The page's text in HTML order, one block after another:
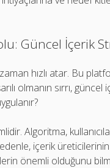
Güncel İçerik
hızlı atar. Bu
olmanın sırrı,
Algoritma,
içerik üreticilerinin
önemli olduğunu